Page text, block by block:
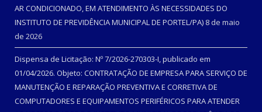
AR CONDICIONADO, EM ATENDIMENTO ÀS NECESSIDADES DO
INSTITUTO DE PREVIDÊNCIA MUNICIPAL DE PORTEL/PA) 8 de maio
de 2026
Dispensa de Licitação: Nº 7/2026-270303-I, publicado em
01/04/2026. Objeto: CONTRATAÇÃO DE EMPRESA PARA SERVIÇO DE
MANUTENÇÃO E REPARAÇÃO PREVENTIVA E CORRETIVA DE
COMPUTADORES E EQUIPAMENTOS PERIFÉRICOS PARA ATENDER